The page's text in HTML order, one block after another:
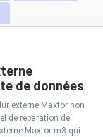
de données
externe Maxtor non
de réparation de
Maxtor m3 qui